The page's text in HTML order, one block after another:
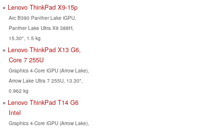
Lenovo ThinkPad X9-15p
Arc B390 Panther Lake iGPU,
Panther Lake Ultra X9 388H,
15.30", 1.5 kg
Lenovo ThinkPad X13 G6,
Core 7 255U
Graphics 4-Core iGPU (Arrow Lake),
Arrow Lake Ultra 7 255U, 13.30",
0.962 kg
Lenovo ThinkPad T14 G6
Intel
Graphics 4-Core iGPU (Arrow Lake),